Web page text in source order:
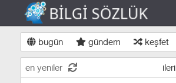
bugün gündem keşfet
en yeniler ileri